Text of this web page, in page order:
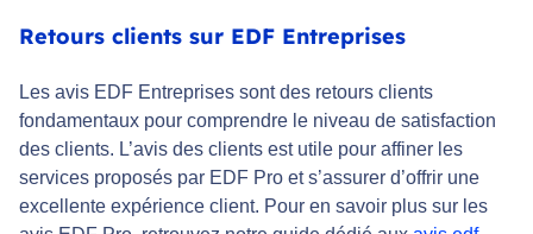
Retours clients sur EDF Entreprises
Les avis EDF Entreprises sont des retours clients
fondamentaux pour comprendre le niveau de satisfaction
des clients. L’avis des clients est utile pour affiner les
services proposés par EDF Pro et s’assurer d’offrir une
excellente expérience client. Pour en savoir plus sur les